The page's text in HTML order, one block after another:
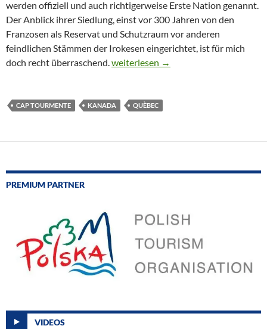
werden offiziell und auch richtigerweise Erste Nation genannt.
Der Anblick ihrer Siedlung, einst vor 300 Jahren von den
Franzosen als Reservat und Schutzraum vor anderen
feindlichen Stämmen der Irokesen eingerichtet, ist für mich
doch recht überraschend.CTOUR on Tour: Bei den Franzosen
weiterlesen →
CAP TOURMENTE KANADA QUÈBEC
PREMIUM PARTNER
VIDEOS